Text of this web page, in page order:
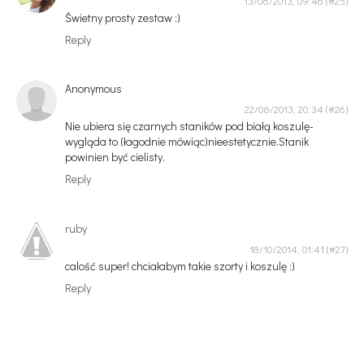
Świetny prosty zestaw :)
Reply
Anonymous
22/06/2013, 20:34
Nie ubiera się czarnych staników pod białą koszulę-
wygląda to (łagodnie mówiąc)nieestetycznie.Stanik
powinien być cielisty.
Reply
ruby
18/10/2014, 01:41
calość super! chciałabym takie szorty i koszulę :)
Reply